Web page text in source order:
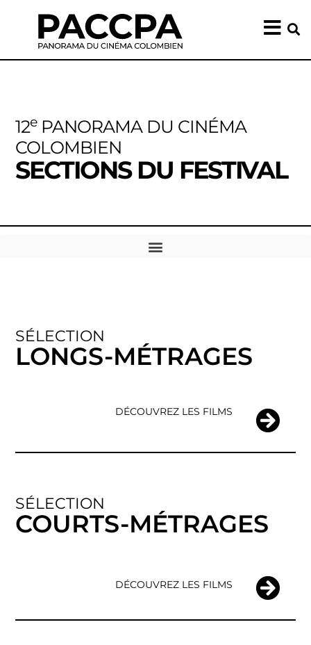
12ePANORAMA DU CINÉMA
COLOMBIEN
SECTIONS DU FESTIVAL
SÉLECTION
LONGS-MÉTRAGES
DÉCOUVREZ LES FILMS
SÉLECTION
COURTS-MÉTRAGES
DÉCOUVREZ LES FILMS